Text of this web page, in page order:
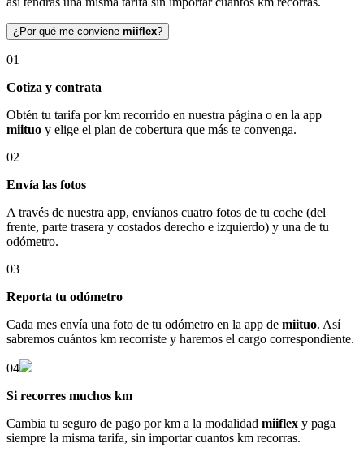
¿Por qué me conviene miiflex?
01
Cotiza y contrata
Obtén tu tarifa por km recorrido en nuestra página o en la app
miituo y elige el plan de cobertura que más te convenga.
02
Envía las fotos
A través de nuestra app, envíanos cuatro fotos de tu coche (del
frente, parte trasera y costados derecho e izquierdo) y una de tu
odómetro.
03
Reporta tu odómetro
Cada mes envía una foto de tu odómetro en la app de miituo. Así
sabremos cuántos km recorriste y haremos el cargo correspondiente.
04
Si recorres muchos km
Cambia tu seguro de pago por km a la modalidad miiflex y paga
siempre la misma tarifa, sin importar cuantos km recorras.